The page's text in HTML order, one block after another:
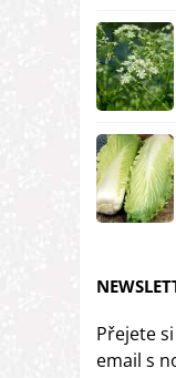
Přejete
email s